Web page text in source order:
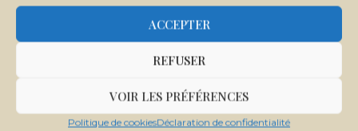
ACCEPTER
REFUSER
VOIR LES PRÉFÉRENCES
Politique de cookiesDéclaration de confidentialité
TRIBUNE
Le regard africain sur le Mali, le
RUBRIQUES